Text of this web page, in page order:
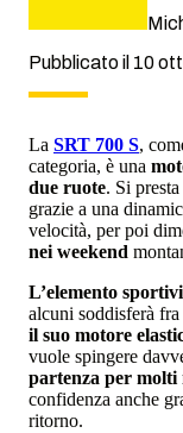
Pubblicato il 10
La SRT 700 S,
categoria, è una
due ruote. Si presta
grazie a una
velocità, per poi
nei weekend
L’elemento
alcuni soddisferà
il suo motore
vuole spingere
partenza per molti
confidenza anche
ritorno.